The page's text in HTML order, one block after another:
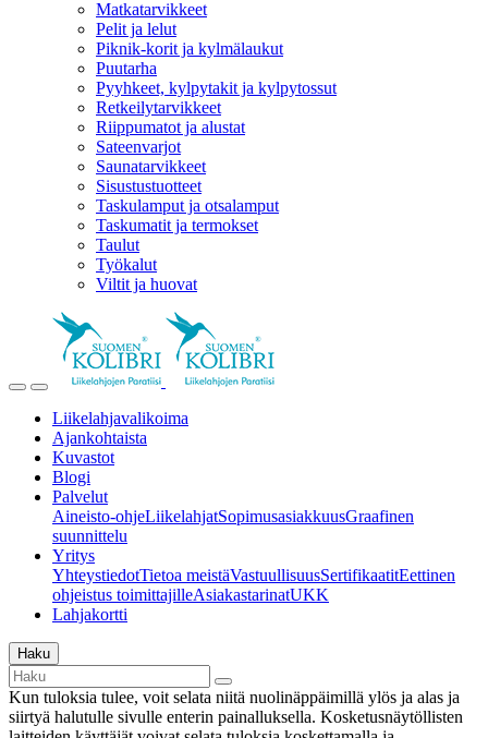
Matkatarvikkeet
Pelit ja lelut
Piknik-korit ja kylmälaukut
Puutarha
Pyyhkeet, kylpytakit ja kylpytossut
Retkeilytarvikkeet
Riippumatot ja alustat
Sateenvarjot
Saunatarvikkeet
Sisustustuotteet
Taskulamput ja otsalamput
Taskumatit ja termokset
Taulut
Työkalut
Viltit ja huovat
Liikelahjavalikoima
Ajankohtaista
Kuvastot
Blogi
Palvelut
Aineisto-ohjeLiikelahjatSopimusasiakkuusGraafinen
suunnittelu
Yritys
YhteystiedotTietoa meistäVastuullisuusSertifikaatitEettinen
ohjeistus toimittajilleAsiakastarinatUKK
Lahjakortti
Haku
Kun tuloksia tulee, voit selata niitä nuolinäppäimillä ylös ja alas ja
siirtyä halutulle sivulle enterin painalluksella. Kosketusnäytöllisten